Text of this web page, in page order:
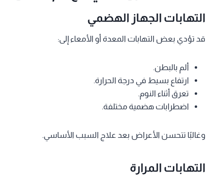
التهابات الجهاز الهضمي
قد تؤدي بعض التهابات المعدة أو الأمعاء إلى:
ألم بالبطن.
ارتفاع بسيط في درجة الحرارة.
تعرق أثناء النوم.
اضطرابات هضمية مختلفة.
وغالبًا تتحسن الأعراض بعد علاج السبب الأساسي.
التهابات المرارة